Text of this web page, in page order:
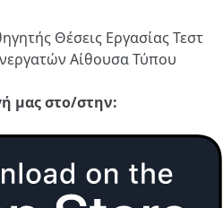
Θέσεις ΕργασίαςΤεστ
Αίθουσα Τύπου
μας στο/στην: